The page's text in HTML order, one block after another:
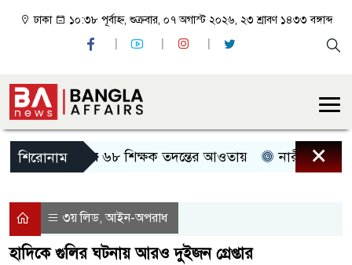
ঢাকা ১০:৩৮ পূর্বাহ্ন, শুক্রবার, ০৭ অগাস্ট ২০২৬, ২৩ শ্রাবণ ১৪৩৩ বঙ্গাব্দ
শিরোনামজবির ৬৮ শিক্ষক তদন্তের আওতায় নারীর ×
৩য় লিড,আইন-অপরাধ
হাদিকে গুলির ঘটনায় আরও দুইজন গ্রেপ্তার